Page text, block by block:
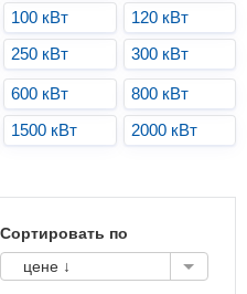
100 кВт
120 кВт
250 кВт 300 кВт
600 кВт
800 кВт
1500 кВт
2000 кВт
Сортировать по
цене ↓